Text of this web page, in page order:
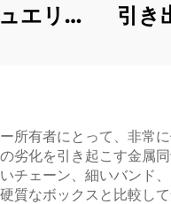
エリー
ックレ
・リン
引き
リ
所有者にとって、非常
劣化を引き起こす金属
チェーン、細いバンド
質なボックスと比較し